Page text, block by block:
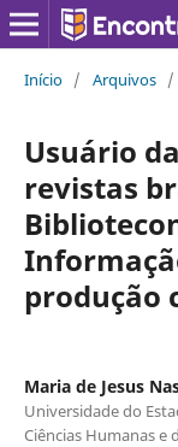
Início / Arquivos /
Usuário
revistas
produção
Maria de Jesus
Universidade do
Ciências Humanas e